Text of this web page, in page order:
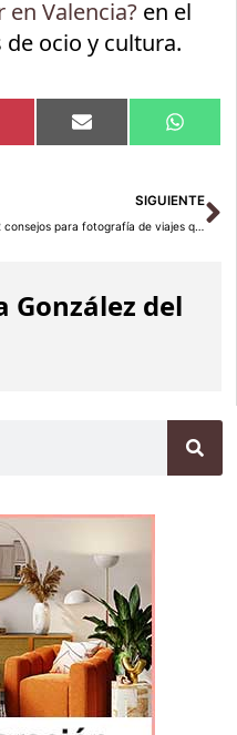
en Valencia? en el
ocio y cultura.
Compartir
en
Email
en
SIGUIENTE
12 consejos para fotografía de viajes que funcionan
González del